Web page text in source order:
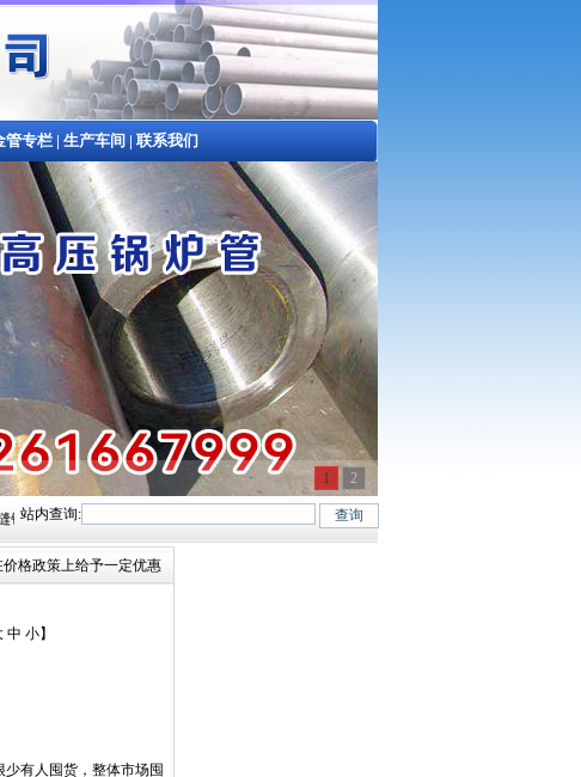
管专栏 | 生产车间 | 联系我们
1 2
备材质：20#、35#、45#、20G、40Cr、20Cr、16Mn-45Mn、27SiMn、Cr5Mo、
站内查询:
价格政策上给予一定优惠
中 小】
有人囤货，整体市场囤